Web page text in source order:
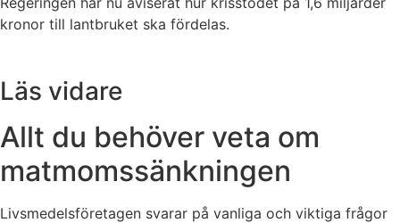
kronor till lantbruket ska fördelas.
Läs vidare
Allt du behöver veta om
matmomssänkningen
Livsmedelsföretagen svarar på vanliga och viktiga frågor